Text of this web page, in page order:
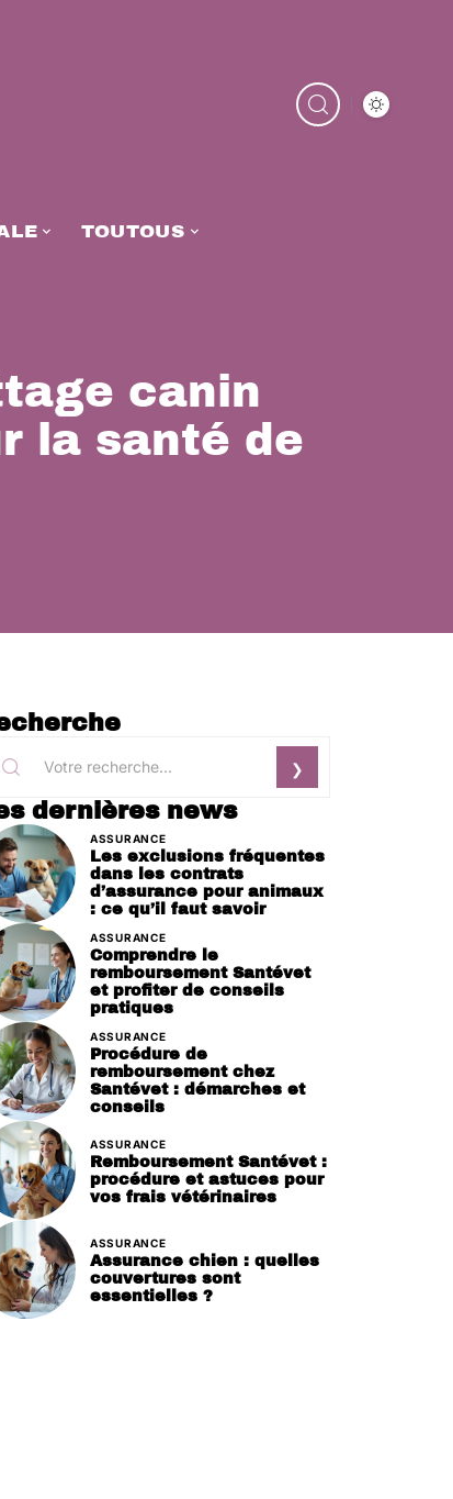
TOUTOUS
canin
la santé de
dernières news
ASSURANCE
Les exclusions fréquentes
dans les contrats
d’assurance pour animaux
: ce qu’il faut savoir
ASSURANCE
Comprendre le
remboursement Santévet
et profiter de conseils
pratiques
ASSURANCE
Procédure de
remboursement chez
Santévet : démarches et
conseils
ASSURANCE
Remboursement Santévet :
procédure et astuces pour
vos frais vétérinaires
ASSURANCE
Assurance chien : quelles
couvertures sont
essentielles ?